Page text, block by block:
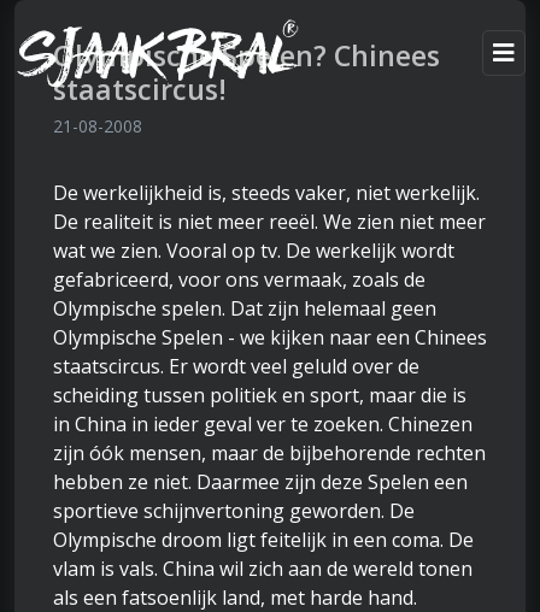
Olympische Spelen? Chinees
staatscircus!
21-08-2008
De werkelijkheid is, steeds vaker, niet werkelijk.
De realiteit is niet meer reeël. We zien niet meer
wat we zien. Vooral op tv. De werkelijk wordt
gefabriceerd, voor ons vermaak, zoals de
Olympische spelen. Dat zijn helemaal geen
Olympische Spelen - we kijken naar een Chinees
staatscircus. Er wordt veel geluld over de
scheiding tussen politiek en sport, maar die is
in China in ieder geval ver te zoeken. Chinezen
zijn óók mensen, maar de bijbehorende rechten
hebben ze niet. Daarmee zijn deze Spelen een
sportieve schijnvertoning geworden. De
Olympische droom ligt feitelijk in een coma. De
vlam is vals. China wil zich aan de wereld tonen
als een fatsoenlijk land, met harde hand.